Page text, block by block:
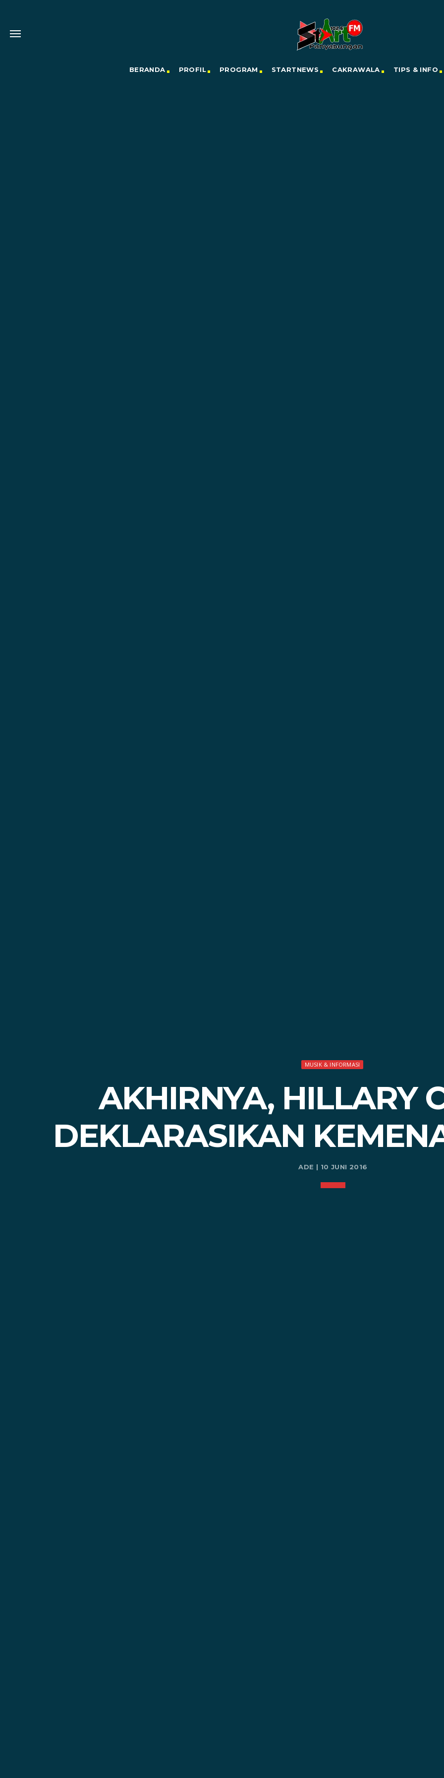
BERANDA PROFIL PROGRAM STARTNEWS CAKRAWALA TIPS & INFO
MUSIK & INFORMASI
AKHIRNYA, HILLARY
DEKLARASIKAN
ADE | 10 JUNI 2016